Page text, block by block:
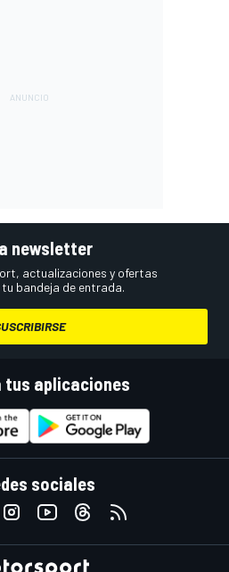
newsletter
actualizaciones y ofertas
bandeja de entrada.
tus aplicaciones
sociales